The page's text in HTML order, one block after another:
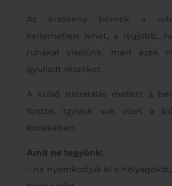
Az érzékeny bőrnek a
kellemetlen lehet, a legjobb,
ruhákat viselünk, mert ezek
gyulladt részeket.
A külső hidratálás mellett a
fontos. Igyunk sok vizet a
érdekében.
Amit ne tegyünk:
– ne nyomkodjuk ki a